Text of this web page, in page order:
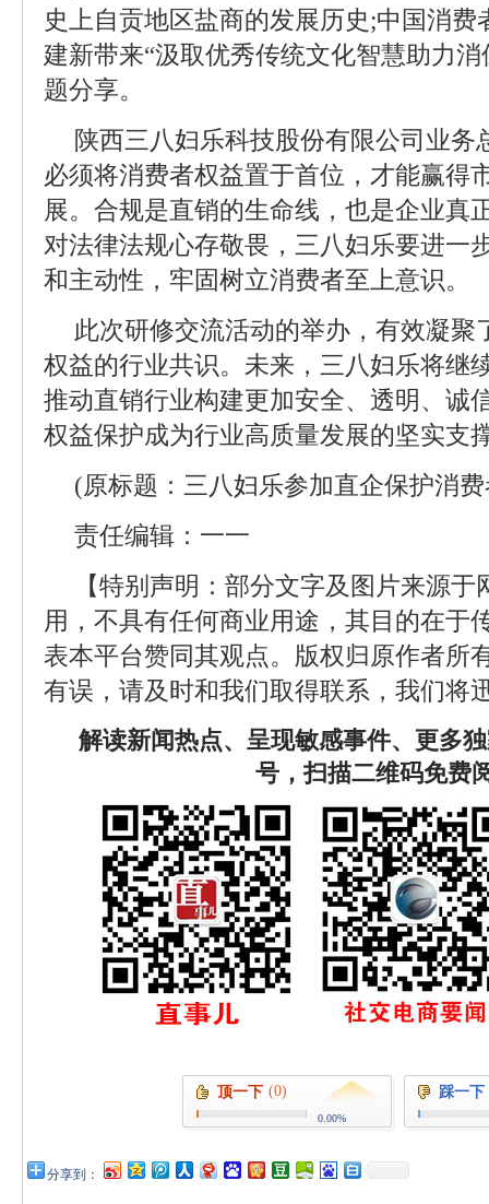
史上自贡地区盐商的发展历史;中国消
建新带来“汲取优秀传统文化智慧助力
题分享。
陕西三八妇乐科技股份有限公司业务
必须将消费者权益置于首位，才能赢得
展。合规是直销的生命线，也是企业真
对法律法规心存敬畏，三八妇乐要进一
和主动性，牢固树立消费者至上意识。
此次研修交流活动的举办，有效凝聚
权益的行业共识。未来，三八妇乐将继
推动直销行业构建更加安全、透明、诚
权益保护成为行业高质量发展的坚实支
(原标题：三八妇乐参加直企保护消
责任编辑：一一
【特别声明：部分文字及图片来源
用，不具有任何商业用途，其目的在于
表本平台赞同其观点。版权归原作者所
有误，请及时和我们取得联系，我们将
解读新闻热点、呈现敏感事件、更多
号，扫描二维码免费
顶一下 (0)
0.00%
踩一下
分享到：